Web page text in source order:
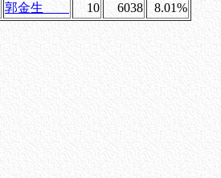
郭金生 10 6038 8.01%